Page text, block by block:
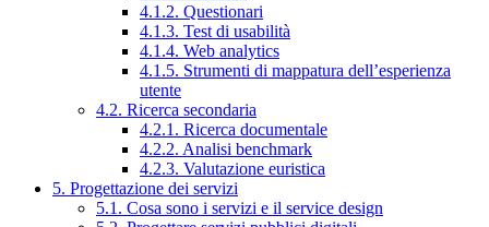
4.1.2. Questionari
4.1.3. Test di usabilità
4.1.4. Web analytics
4.1.5. Strumenti di mappatura dell’esperienza
utente
4.2. Ricerca secondaria
4.2.1. Ricerca documentale
4.2.2. Analisi benchmark
4.2.3. Valutazione euristica
5. Progettazione dei servizi
5.1. Cosa sono i servizi e il service design